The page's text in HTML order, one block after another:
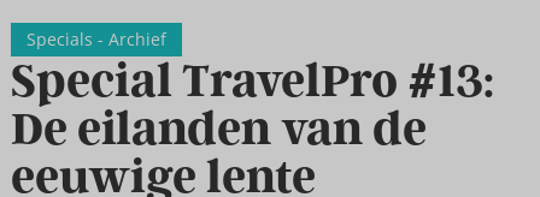
Specials - Archief
Special TravelPro #13:
De eilanden van de
eeuwige lente